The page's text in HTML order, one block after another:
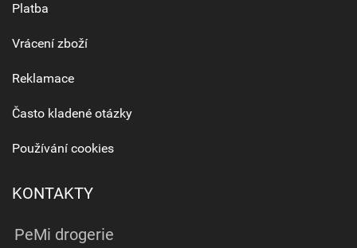
Platba
Vrácení zboží
Reklamace
Často kladené otázky
Používání cookies
KONTAKTY
PeMi drogerie